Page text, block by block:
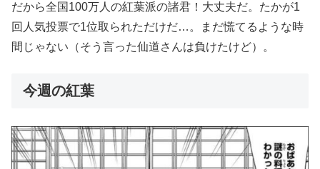
だから全国100万人の紅葉派の諸君！大丈夫だ。たかが1
回人気投票で1位取られただけだ…。まだ慌てるような時
間じゃない（そう言った仙道さんは負けたけど）。
今週の紅葉